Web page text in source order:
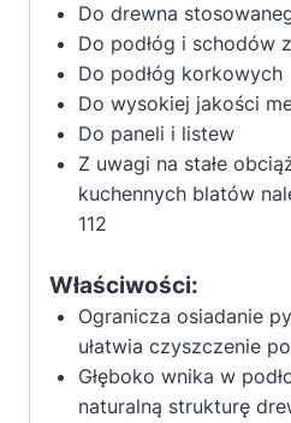
Do drewna
Do podłóg i schodów
Do podłóg korkowych
Do wysokiej jakości
Do paneli i listew
Z uwagi na stałe
kuchennych blatów
112
Właściwości:
Ogranicza osiadanie
ułatwia czyszczenie
Głęboko wnika w
naturalną strukturę